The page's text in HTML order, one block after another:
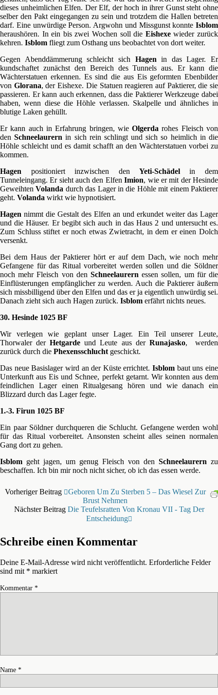
dieses unheimlichen Elfen. Der Elf, der hoch in ihrer Gunst steht ohne
selber den Pakt eingegangen zu sein und trotzdem die Hallen betreten
darf. Eine unwürdige Person. Argwohn und Missgunst konnte Isblom
heraushören. In ein bis zwei Wochen soll die Eishexewieder zurück
kehren. Isblom fliegt zum Osthang uns beobachtet von dort weiter.
Gegen Abenddämmerung schleicht sich Hagen in das Lager. Er
kundschaftet zunächst den Bereich des Tunnels aus. Er kann die
Wächterstatuen erkennen. Es sind die aus Eis geformten Ebenbilder
von Glorana, der Eishexe. Die Statuen reagieren auf Paktierer, die sie
passieren. Er kann auch erkennen, dass die Paktierer Werkzeuge dabei
haben, wenn diese die Höhle verlassen. Skalpelle und ähnliches in
blutige Laken gehüllt.
Er kann auch in Erfahrung bringen, wieOlgerda rohes Fleisch von
denSchneelaurern in sich rein schlingt und sich so heimlich in die
Höhle schleicht und es damit schafft an den Wächterstatuen vorbei zu
kommen.
Hagen positioniert inzwischen den Yeti-Schädelin dem
Tunneleingang. Er sieht auch den ElfenImion, wie er mit der Hesinde
GeweihtenVolanda durch das Lager in die Höhle mit einem Paktierer
geht. Volanda wirkt wie hypnotisiert.
Hagen nimmt die Gestalt des Elfen an und erkundet weiter das Lager
und die Häuser. Er begibt sich auch in das Haus 2 und untersucht es.
Zum Schluss stiftet er noch etwas Zwietracht, in dem er einen Dolch
versenkt.
Bei dem Haus der Paktierer hört er auf dem Dach, wie noch mehr
Gefangene für das Ritual vorbereitet werden sollen und die Söldner
noch mehr Fleisch von den Schneelaurern essen sollen, um für die
Einflüsterungen empfänglicher zu werden. Auch die Paktierer äußern
sich missbilligend über den Elfen und das er ja eigentlich unwürdig sei.
Danach zieht sich auch Hagen zurück. Isblom erfährt nichts neues.
30. Hesinde 1025 BF
Wir verlegen wie geplant unser Lager. Ein Teil unserer Leute,
Thorwaler derHetgarde und Leute aus der Runajasko, werden
zurück durch die Phexensschlucht geschickt.
Das neue Basislager wird an der Küste errichtet.Isblom baut uns eine
Unterkunft aus Eis und Schnee, perfekt getarnt. Wir konnten aus dem
feindlichen Lager einen Ritualgesang hören und wie danach ein
Blizzard durch das Lager fegte.
1.-3. Firun 1025 BF
Ein paar Söldner durchqueren die Schlucht. Gefangene werden wohl
für das Ritual vorbereitet. Ansonsten scheint alles seinen normalen
Gang dort zu gehen.
Isblom geht jagen, um genug Fleisch von den Schneelaurern zu
beschaffen. Ich bin mir noch nicht sicher, ob ich das essen werde.
Vorheriger Beitrag
Geboren Um Zu Sterben 5 – Das Wiesel Zur
Brust Nehmen
Nächster Beitrag Die Teufelsratten Von Kronau VII - Tag Der
Entscheidung
Schreibe einen Kommentar
Deine E-Mail-Adresse wird nicht veröffentlicht. Erforderliche Felder
sind mit * markiert
Kommentar *
Name *